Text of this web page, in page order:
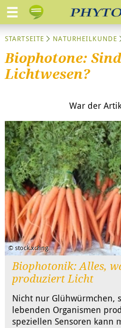
STARTSEITE NATURHEILKUNDE
Biophotone:
Lichtwesen?
War der
© stock.xchng
Biophotonik: Alles,
produziert Licht
Nicht nur Glühwürmchen,
lebenden Organismen
speziellen Sensoren kann